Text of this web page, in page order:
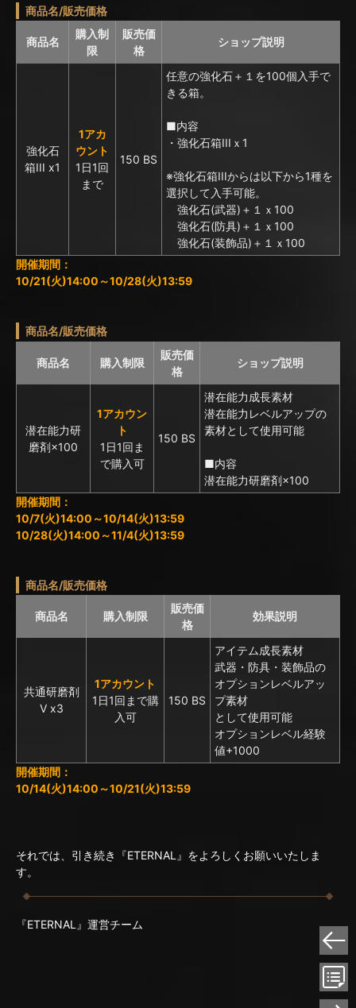
商品名/販売価格
商品名
購入制
限
販売価
格
ショップ説明
強化石
箱III x1
1アカ
ウント
1日1回
まで
150 BS
任意の強化石＋１を100個入手で
きる箱。
■内容
・強化石箱IIIｘ1
※強化石箱IIIからは以下から1種を
選択して入手可能。
強化石(武器)＋１ｘ100
強化石(防具)＋１ｘ100
強化石(装飾品)＋１ｘ100
開催期間：
10/21(火)14:00～10/28(火)13:59
商品名/販売価格
商品名 購入制限
販売価
格
ショップ説明
潜在能力研
磨剤×100
1アカウン
ト
1日1回ま
で購入可
150 BS
潜在能力成長素材
潜在能力レベルアップの
素材として使用可能
■内容
潜在能力研磨剤×100
開催期間：
10/7(火)14:00～10/14(火)13:59
10/28(火)14:00～11/4(火)13:59
商品名/販売価格
商品名 購入制限
販売価
格
効果説明
共通研磨剤
Ⅴ x3
1アカウント
1日1回まで購
入可
150 BS
アイテム成長素材
武器・防具・装飾品の
オプションレベルアッ
プ素材
として使用可能
オプションレベル経験
値+1000
開催期間：
10/14(火)14:00～10/21(火)13:59
それでは、引き続き『ETERNAL』をよろしくお願いいたしま
す。
『ETERNAL』運営チーム